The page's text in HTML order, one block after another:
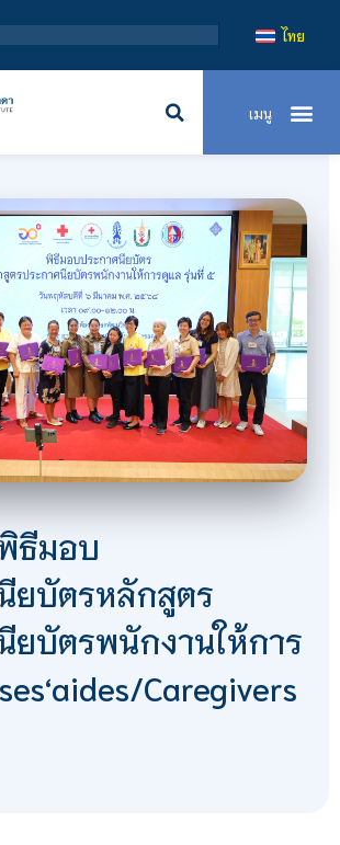
สถาบันเทค
ไทย
ธีมอบ
ยบัตรหลักสูตร
ยบัตรพนักงานให้การ
Caregivers